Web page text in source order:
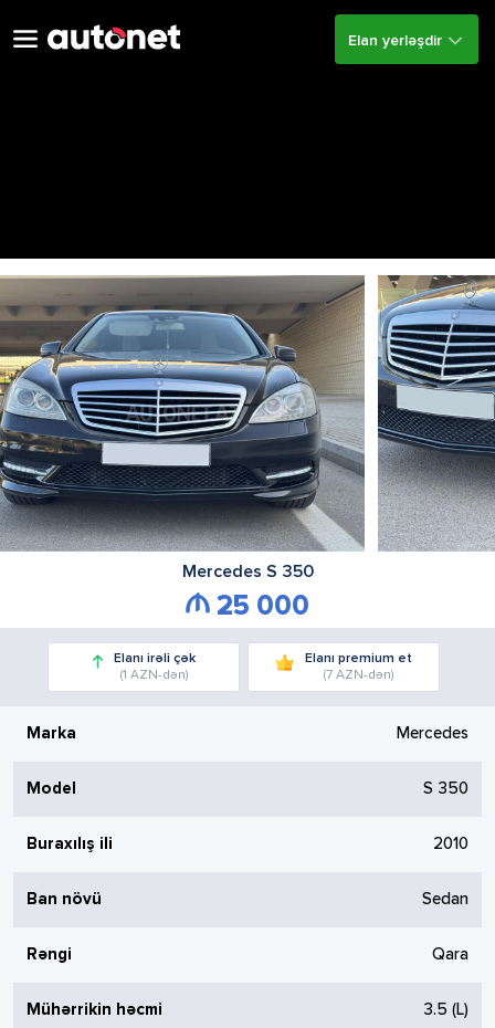
Elan yerləşdir
Mercedes S 350
25 000
Elanı irəli çək
(1 AZN-dən)
Elanı premium et
(7 AZN-dən)
Marka Mercedes
Model S 350
Buraxılış ili 2010
Ban növü Sedan
Rəngi Qara
Mühərrikin həcmi 3.5 (L)